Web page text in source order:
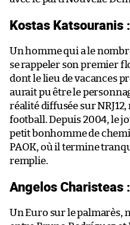
Kostas Katsouranis :
Un homme qui a le
se rappeler son premier
dont le lieu de vacances
aurait pu être le
réalité diffusée sur
football. Depuis 2004, le
petit bonhomme de
PAOK, où il termine
remplie.
Angelos Charisteas :
Un Euro sur le palmarès,